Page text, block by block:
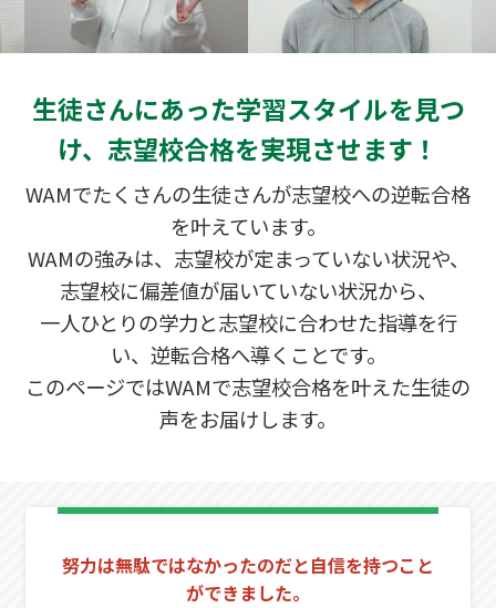
生徒さんにあった学習スタイルを見つ
け、志望校合格を実現させます！
WAMでたくさんの生徒さんが志望校への逆転合格
を叶えています。
WAMの強みは、志望校が定まっていない状況や、
志望校に偏差値が届いていない状況から、
一人ひとりの学力と志望校に合わせた指導を行
い、逆転合格へ導くことです。
このページではWAMで志望校合格を叶えた生徒の
声をお届けします。
努力は無駄ではなかったのだと自信を持つこと
ができました。